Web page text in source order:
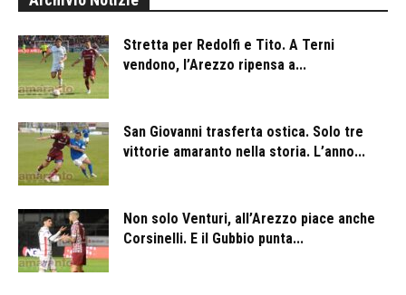
Stretta per Redolfi e Tito. A Terni
vendono, l’Arezzo ripensa a...
San Giovanni trasferta ostica. Solo tre
vittorie amaranto nella storia. L’anno...
Non solo Venturi, all’Arezzo piace anche
Corsinelli. E il Gubbio punta...